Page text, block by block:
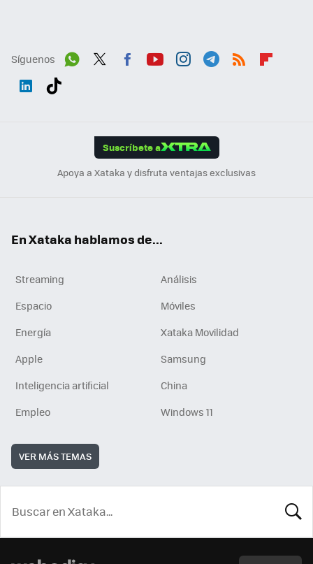
Síguenos
Suscríbete a
Apoya a Xataka y disfruta ventajas exclusivas
En Xataka hablamos de...
Streaming
Análisis
Espacio
Móviles
Energía
Xataka Movilidad
Apple
Samsung
Inteligencia artificial
China
Empleo
Windows 11
VER MÁS TEMAS